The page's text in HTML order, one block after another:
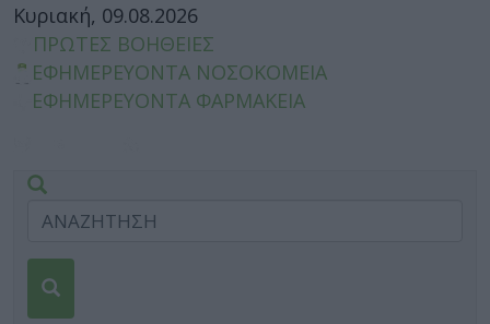
Κυριακή, 09.08.2026
ΠΡΩΤΕΣ ΒΟΗΘΕΙΕΣ
ΕΦΗΜΕΡΕΥΟΝΤΑ ΝΟΣΟΚΟΜΕΙΑ
ΕΦΗΜΕΡΕΥΟΝΤΑ ΦΑΡΜΑΚΕΙΑ